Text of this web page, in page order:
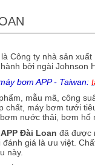
là Công ty nhà sản
bởi ngài Johnson
bơm APP - Taiwan:
mẫu mã, công
chất, máy bơm tưới
nước thải, bơm hố
Đài Loan đã được
giá là ưu việt.
này.